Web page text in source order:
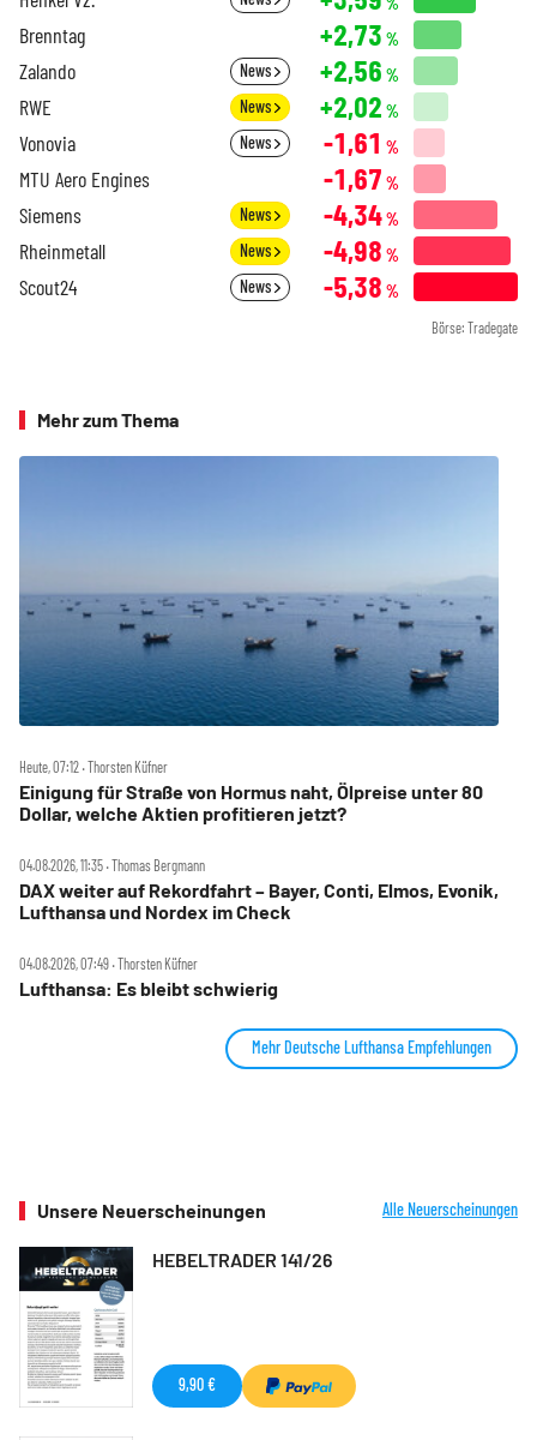
Brenntag +2,73 %
Zalando News +2,56 %
RWE News +2,02 %
Vonovia News -1,61 %
MTU Aero Engines -1,67 %
Siemens News -4,34%
Rheinmetall News -4,98 %
Scout24 News -5,38 %
Börse: Tradegate
Mehr zum Thema
Heute, 07:12 ‧ Thorsten Küfner
Einigung für Straße von Hormus naht, Ölpreise unter 80
Dollar, welche Aktien profitieren jetzt?
04.08.2026, 11:35 ‧ Thomas Bergmann
DAX weiter auf Rekordfahrt – Bayer, Conti, Elmos, Evonik,
Lufthansa und Nordex im Check
04.08.2026, 07:49 ‧ Thorsten Küfner
Lufthansa: Es bleibt schwierig
Mehr Deutsche Lufthansa Empfehlungen
Unsere Neuerscheinungen Alle Neuerscheinungen
HEBELTRADER 141/26
9,90 €